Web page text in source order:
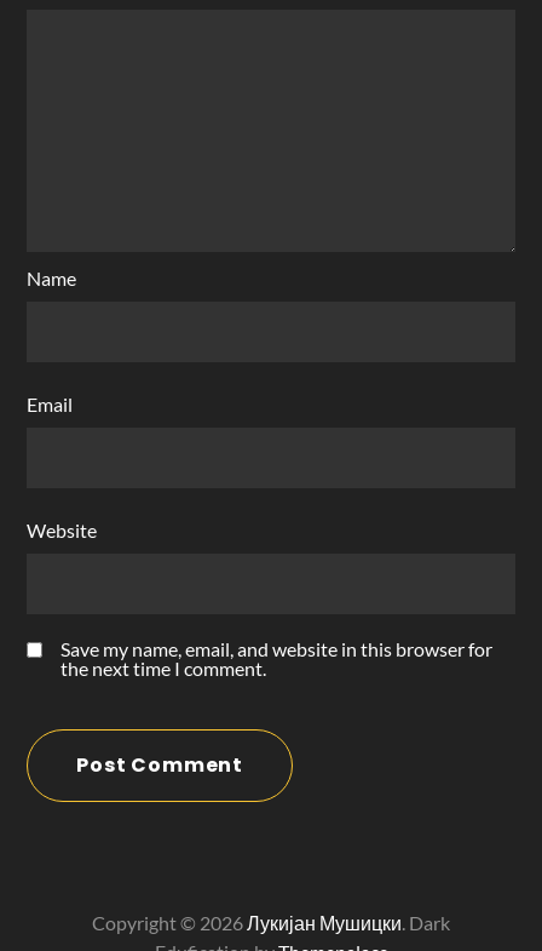
Name
Email
Website
Save my name, email, and website in this browser for
the next time I comment.
Copyright © 2026Лукијан Мушицки. Dark